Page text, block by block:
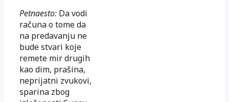
Petnaesto: Da vodi
računa o tome da
na predavanju ne
bude stvari koje
remete mir drugih
kao dim, prašina,
neprijatni zvukovi,
sparina zbog